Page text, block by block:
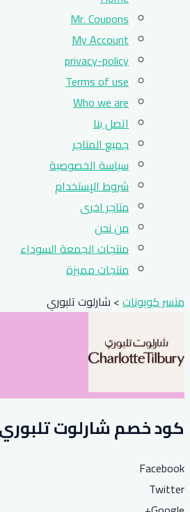
Mr. Coupons
My Account
privacy-policy
Terms of use
Who we are
اتصل بنا
جميع المتاجر
سياسة الخصوصية
شروط الإستخدام
متاجر اخرى
من نحن
منتجات الجمعة السوداء
منتجات مميزة
متسر كوبونات> شارلوت تلبوري
كود خصم شارلوت تلبوري 2026 بخصم يصل إلى 74% على المكياج
Facebook
Twitter